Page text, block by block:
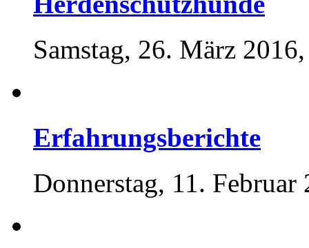
Samstag, 26. März
Erfahrungsberichte
Donnerstag, 11. Februar